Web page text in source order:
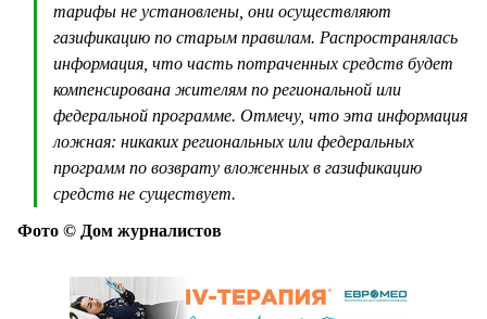
тарифы не установлены, они осуществляют
газификацию по старым правилам. Распространялась
информация, что часть потраченных средств будет
компенсирована жителям по региональной или
федеральной программе. Отмечу, что эта информация
ложная: никаких региональных или федеральных
программ по возврату вложенных в газификацию
средств не существует.
Фото © Дом журналистов